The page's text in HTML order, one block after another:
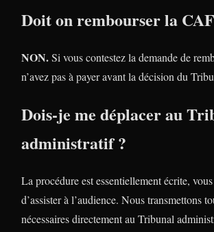
Doit on rembourser la CAF
NON.Si vous contestez la demande de
n’avez pas à payer avant la décision du
Dois-je me déplacer au
administratif ?
La procédure est essentiellement écrite, vous
d’assister à l’audience. Nous transmettons
nécessaires directement au Tribunal